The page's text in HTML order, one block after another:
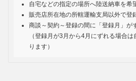
自宅などの指定の場所へ陸送納車を希
販売店所在地の所轄運輸支局以外で登
商談～契約～登録の間に「登録月」が
（登録月が3月から4月にずれる場合
ります）